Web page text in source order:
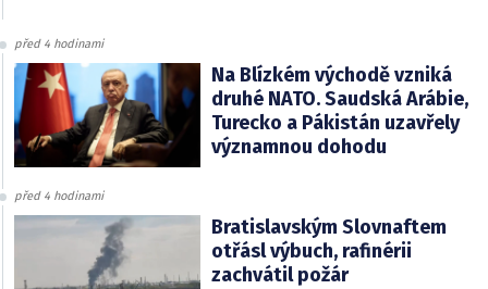
před 4 hodinami
Na Blízkém východě vzniká
druhé NATO. Saudská Arábie,
Turecko a Pákistán uzavřely
významnou dohodu
před 4 hodinami
Bratislavským Slovnaftem
otřásl výbuch, rafinérii
zachvátil požár